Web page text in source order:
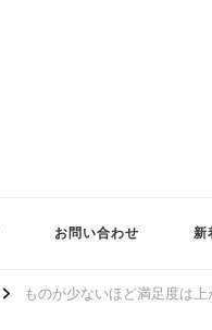
お問い合わせ 新
ものが少ないほど満足度は